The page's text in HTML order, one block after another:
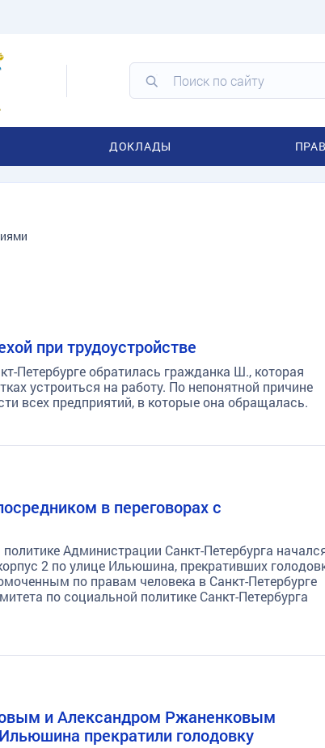
ДОКЛАДЫ
при трудоустройстве
Петербурге обратилась гражданка Ш., которая
устроиться на работу. По непонятной причине
всех предприятий, в которые она обращалась.
в переговорах с
Администрации Санкт-Петербурга
2 по улице Ильюшина, прекративших
по правам человека в Санкт-Петербурге
по социальной политике Санкт-Петербурга
и Александром Ржаненковым
прекратили голодовку